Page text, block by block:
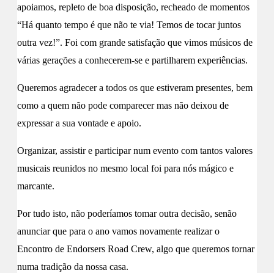
apoiamos, repleto de boa disposição, recheado de momentos
“Há quanto tempo é que não te via! Temos de tocar juntos
outra vez!”. Foi com grande satisfação que vimos músicos de
várias gerações a conhecerem-se e partilharem experiências.
Queremos agradecer a todos os que estiveram presentes, bem
como a quem não pode comparecer mas não deixou de
expressar a sua vontade e apoio.
Organizar, assistir e participar num evento com tantos valores
musicais reunidos no mesmo local foi para nós mágico e
marcante.
Por tudo isto, não poderíamos tomar outra decisão, senão
anunciar que para o ano vamos novamente realizar o
Encontro de Endorsers Road Crew, algo que queremos tornar
numa tradição da nossa casa.